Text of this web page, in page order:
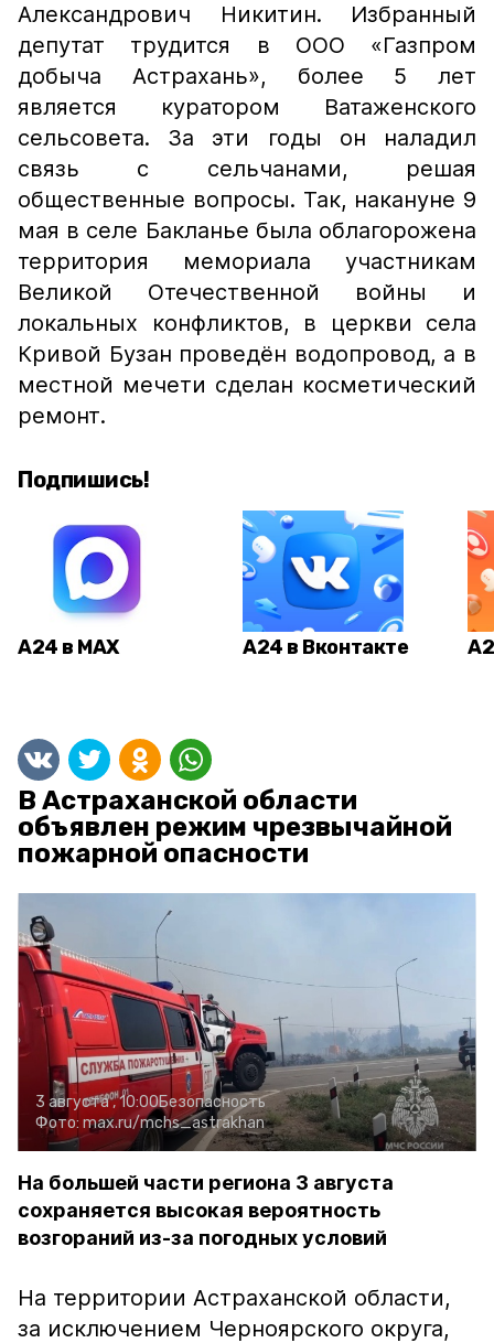
Александрович Никитин. Избранный
депутат трудится в ООО «Газпром
добыча Астрахань», более 5 лет
является куратором Ватаженского
сельсовета. За эти годы он наладил
связь с сельчанами, решая
общественные вопросы. Так, накануне 9
мая в селе Бакланье была облагорожена
территория мемориала участникам
Великой Отечественной войны и
локальных конфликтов, в церкви села
Кривой Бузан проведён водопровод, а в
местной мечети сделан косметический
ремонт.
Подпишись!
А24 в MAX А24 в Вконтакте
В Астраханской области
объявлен режим чрезвычайной
пожарной опасности
3 августа , 10:00Безопасность
Фото: max.ru/mchs_astrakhan
На большей части региона 3 августа
сохраняется высокая вероятность
возгораний из-за погодных условий
На территории Астраханской области,
за исключением Черноярского округа,